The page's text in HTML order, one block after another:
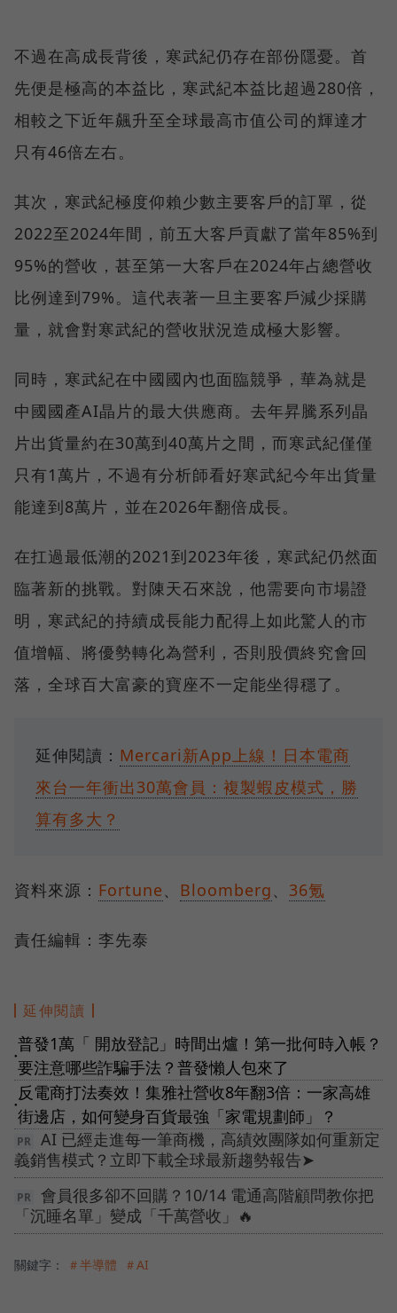
不過在高成長背後，寒武紀仍存在部份隱憂。首
先便是極高的本益比，寒武紀本益比超過280倍，
相較之下近年飆升至全球最高市值公司的輝達才
只有46倍左右。
其次，寒武紀極度仰賴少數主要客戶的訂單，從
2022至2024年間，前五大客戶貢獻了當年85%到
95%的營收，甚至第一大客戶在2024年占總營收
比例達到79%。這代表著一旦主要客戶減少採購
量，就會對寒武紀的營收狀況造成極大影響。
同時，寒武紀在中國國內也面臨競爭，華為就是
中國國產AI晶片的最大供應商。去年昇騰系列晶
片出貨量約在30萬到40萬片之間，而寒武紀僅僅
只有1萬片，不過有分析師看好寒武紀今年出貨量
能達到8萬片，並在2026年翻倍成長。
在扛過最低潮的2021到2023年後，寒武紀仍然面
臨著新的挑戰。對陳天石來說，他需要向市場證
明，寒武紀的持續成長能力配得上如此驚人的市
值增幅、將優勢轉化為營利，否則股價終究會回
落，全球百大富豪的寶座不一定能坐得穩了。
延伸閱讀： Mercari新App上線！日本電商
來台一年衝出30萬會員：複製蝦皮模式，勝
算有多大？
資料來源： Fortune Bloomberg 36氪
責任編輯：李先泰
延伸閱讀
●
普發1萬「 開放登記」時間出爐！第一批何時入帳？
要注意哪些詐騙手法？普發懶人包來了
●
反電商打法奏效！集雅社營收8年翻3倍：一家高雄
街邊店，如何變身百貨最強「家電規劃師」？
AI 已經走進每一筆商機，高績效團隊如何重新定
義銷售模式？立即下載全球最新趨勢報告➤
會員很多卻不回購？10/14 電通高階顧問教你把
「沉睡名單」變成「千萬營收」🔥
關鍵字： ＃半導體 ＃AI